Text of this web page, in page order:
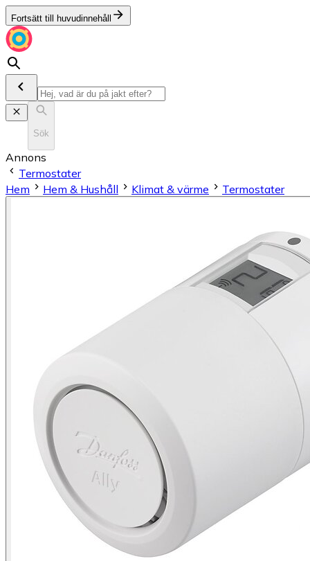
Fortsätt till huvudinnehåll
Sök
Annons
Termostater
Hem
Hem & Hushåll Klimat & värme Termostater